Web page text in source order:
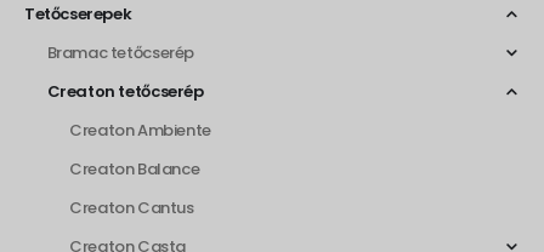
Tetőcserepek
Bramac tetőcserép
Creaton tetőcserép
Creaton Ambiente
Creaton Balance
Creaton Cantus
Creaton Casta